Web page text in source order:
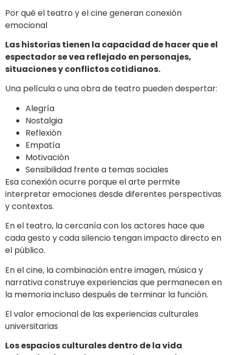
Por qué el teatro y el cine generan conexión
emocional
Las historias tienen la capacidad de hacer que el
espectador se vea reflejado en personajes,
situaciones y conflictos cotidianos.
Una película o una obra de teatro pueden despertar:
Alegría
Nostalgia
Reflexión
Empatía
Motivación
Sensibilidad frente a temas sociales
Esa conexión ocurre porque el arte permite
interpretar emociones desde diferentes perspectivas
y contextos.
En el teatro, la cercanía con los actores hace que
cada gesto y cada silencio tengan impacto directo en
el público.
En el cine, la combinación entre imagen, música y
narrativa construye experiencias que permanecen en
la memoria incluso después de terminar la función.
El valor emocional de las experiencias culturales
universitarias
Los espacios culturales dentro de la vida